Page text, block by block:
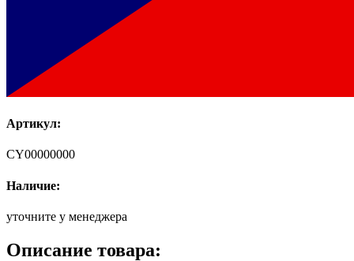
Артикул:
CY00000000
Наличие:
уточните у менеджера
Описание товара: